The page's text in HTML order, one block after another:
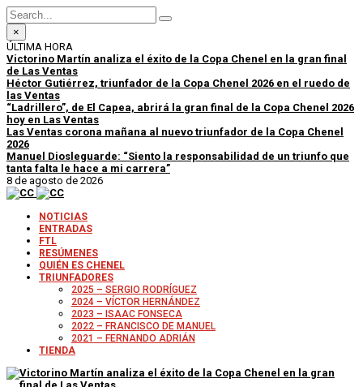
×
ÚLTIMA HORA
Victorino Martín analiza el éxito de la Copa Chenel en la gran final
de Las Ventas
Héctor Gutiérrez, triunfador de la Copa Chenel 2026 en el ruedo de
las Ventas
“Ladrillero”, de El Capea, abrirá la gran final de la Copa Chenel 2026
hoy en Las Ventas
Las Ventas corona mañana al nuevo triunfador de la Copa Chenel
2026
Manuel Diosleguarde: “Siento la responsabilidad de un triunfo que
tanta falta le hace a mi carrera”
8 de agosto de 2026
NOTICIAS
ENTRADAS
FTL
RESÚMENES
QUIÉN ES CHENEL
TRIUNFADORES
2025 – SERGIO RODRÍGUEZ
2024 – VÍCTOR HERNÁNDEZ
2023 – ISAAC FONSECA
2022 – FRANCISCO DE MANUEL
2021 – FERNANDO ADRIÁN
TIENDA